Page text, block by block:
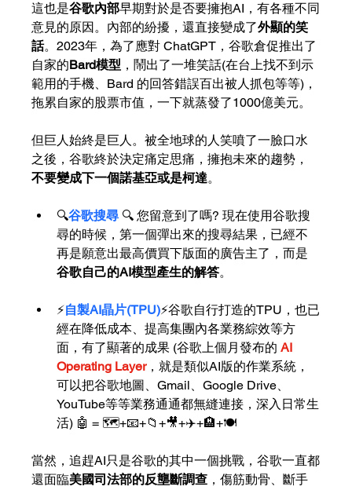
這也是谷歌內部早期對於是否要擁抱AI，有各種不同
意見的原因。內部的紛擾，還直接變成了外顯的笑
話。2023年，為了應對 ChatGPT，谷歌倉促推出了
自家的Bard模型 ，鬧出了一堆笑話(在台上找不到示
範用的手機、Bard 的回答錯誤百出被人抓包等等)，
拖累自家的股票市值，一下就蒸發了1000億美元。
但巨人始終是巨人。被全地球的人笑噴了一臉口水
之後，谷歌終於決定痛定思痛，擁抱未來的趨勢，
不要變成下一個諾基亞或是柯達。
🔍谷歌搜尋 🔍 您留意到了嗎? 現在使用谷歌搜
尋的時候，第一個彈出來的搜尋結果，已經不
再是願意出最高價買下版面的廣告主了，而是
谷歌自己的AI模型產生的解答。
⚡自製AI晶片(TPU)⚡谷歌自行打造的TPU，也已
經在降低成本、提高集團內各業務綜效等方
面，有了顯著的成果 (谷歌上個月發布的 AI
Operating Layer，就是類似AI版的作業系統，
可以把谷歌地圖、Gmail、Google Drive、
YouTube等等業務通通都無縫連接，深入日常生
活) 🤖 = 🗺️+📧+📁+🎥+✈️+🏨+🍽️
當然，追趕AI只是谷歌的其中一個挑戰，谷歌一直都
還面臨美國司法部的反壟斷調查 ，傷筋動骨、斷手